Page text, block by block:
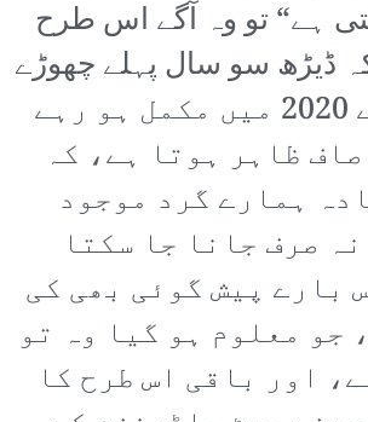
ہے“ تو وہ آگے اس طرح
ڈیڑھ سو سال پہلے چھوڑے
گئے خالی خانے 2020 میں مکمل ہو رہے
ظاہر ہوتا ہے، کہ
ہمارے گرد موجود
صرف جانا جا سکتا
بارے پیش گوئی بھی کی
جو معلوم ہو گیا وہ تو
اور باقی اس طرح کا